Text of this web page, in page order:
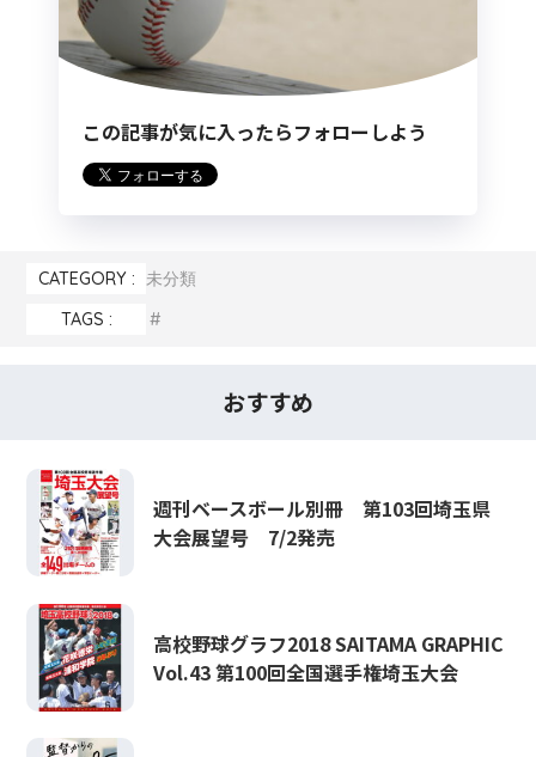
この記事が気に入ったらフォローしよう
CATEGORY :
未分類
TAGS :
おすすめ
週刊ベースボール別冊 第103回埼玉県
大会展望号 7/2発売
高校野球グラフ2018 SAITAMA GRAPHIC
Vol.43 第100回全国選手権埼玉大会